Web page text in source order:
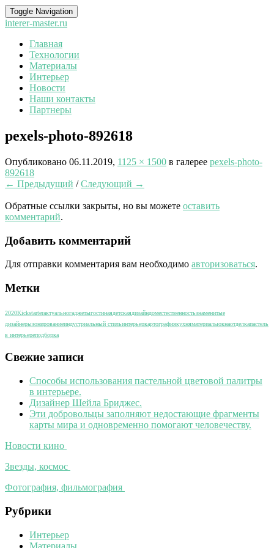
Toggle Navigation
interer-master.ru
Главная
Технологии
Материалы
Интерьер
Новости
Наши контакты
Партнеры
pexels-photo-892618
Опубликовано 06.11.2019, 1125 × 1500 в галерее pexels-photo-
892618
← Предыдущий /Следующий →
Обратные ссылки закрыты, но вы можете оставить
комментарий.
Добавить комментарий
Для отправки комментария вам необходимо авторизоваться.
Метки
2020Kickstarterактуальногаджетыгостинаядетскаядизайндоместественностьзнаменитые
дизайнерызонированиеиндустриальный стильинтерьеркартографиякухняматериалыокнаотделкапастель
в интерьереподборка
Свежие записи
Способы использования пастельной цветовой палитры
в интерьере.
Дизайнер Шейла Бриджес.
Эти добровольцы заполняют недостающие фрагменты
карты мира и одновременно помогают человечеству.
Новости кино
Звезды, космос
Фотография, фильмография
Рубрики
Интерьер
Материалы